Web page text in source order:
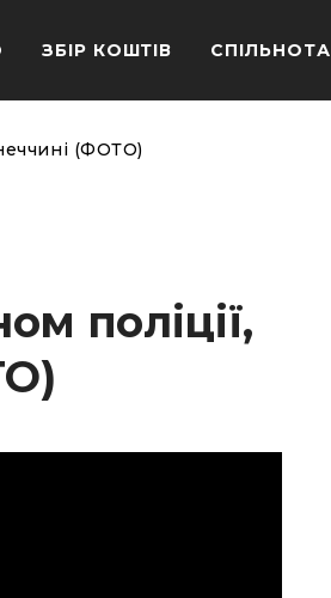
ЗБІР КОШТІВ СПІЛЬНОТА
(ФОТО)
поліції,